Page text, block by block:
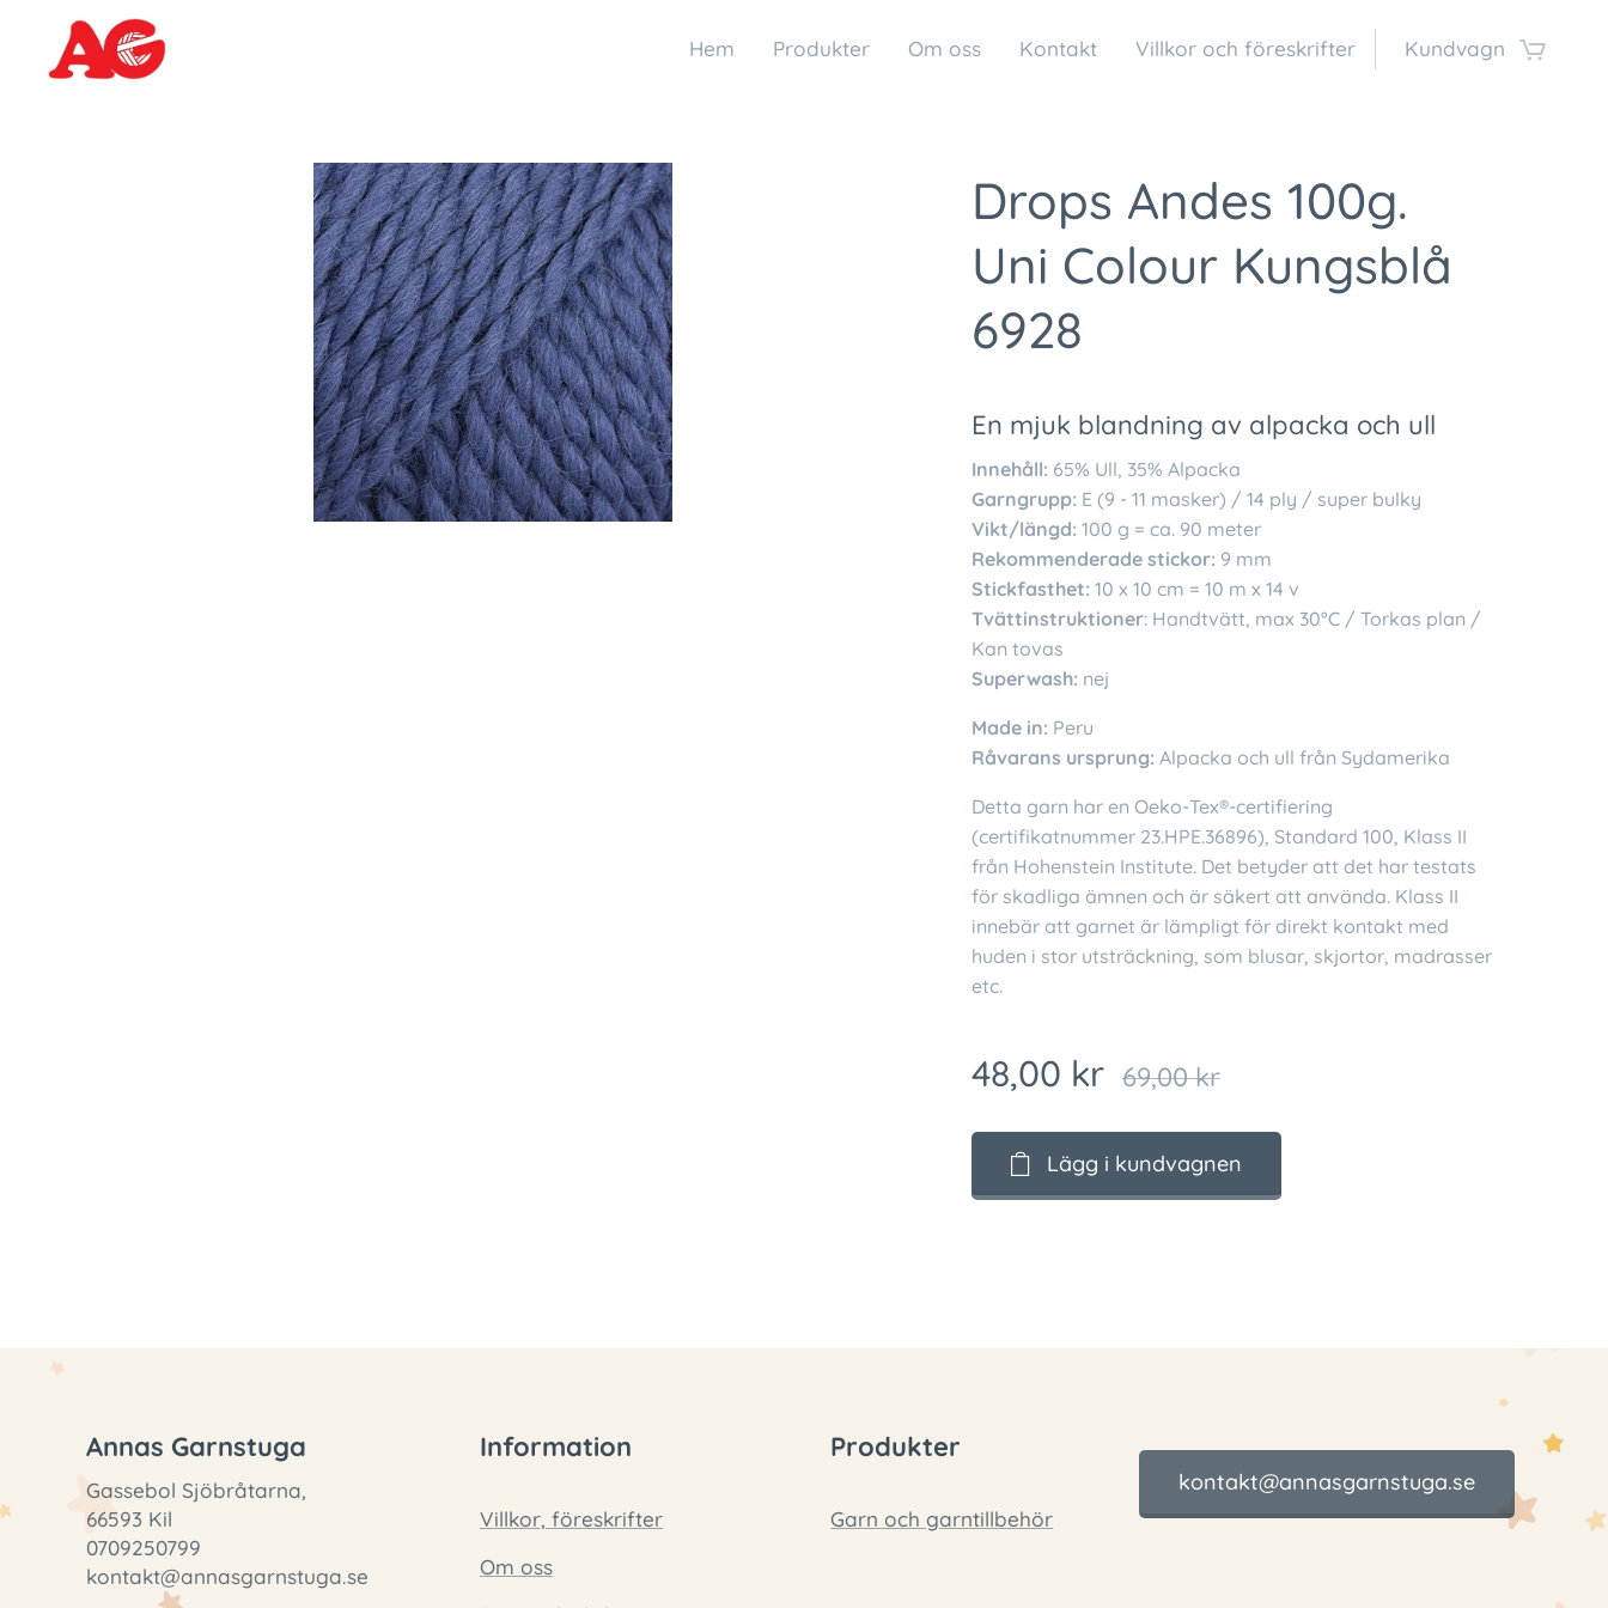
Hem Produkter Om oss Kontakt Villkor och föreskrifter Kundvagn
Drops Andes 100g.
Uni Colour Kungsblå
6928
En mjuk blandning av alpacka och ull
Innehåll: 65% Ull, 35% Alpacka
Garngrupp: E (9 - 11 masker) / 14 ply / super bulky
Vikt/längd: 100 g = ca. 90 meter
Rekommenderade stickor: 9 mm
Stickfasthet: 10 x 10 cm = 10 m x 14 v
Tvättinstruktioner: Handtvätt, max 30°C / Torkas plan /
Kan tovas
Superwash: nej
Made in: Peru
Råvarans ursprung: Alpacka och ull från Sydamerika
Detta garn har en Oeko-Tex®-certifiering
(certifikatnummer 23.HPE.36896), Standard 100, Klass II
från Hohenstein Institute. Det betyder att det har testats
för skadliga ämnen och är säkert att använda. Klass II
innebär att garnet är lämpligt för direkt kontakt med
huden i stor utsträckning, som blusar, skjortor, madrasser
etc.
48,00 kr 69,00kr
Lägg i kundvagnen
Annas Garnstuga
Gassebol Sjöbråtarna,
66593 Kil
0709250799
kontakt@annasgarnstuga.se
Information
Villkor, föreskrifter
Om oss
Produkter
Garn och garntillbehör
kontakt@annasgarnstuga.se